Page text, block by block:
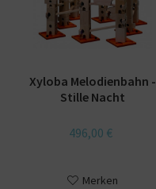
Xyloba Melodienbahn -
Stille Nacht
496,00 €
Merken